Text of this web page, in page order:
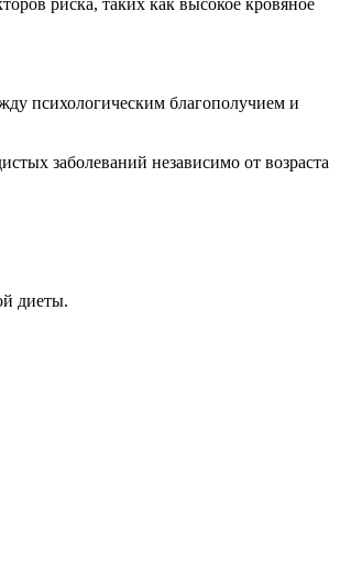
психологическим благополучием и
заболеваний независимо от возраста
диеты.